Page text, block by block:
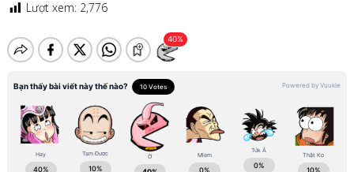
Lượt xem: 2,776